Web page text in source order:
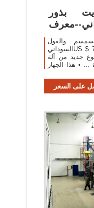
بذور
معرف
...
والفول
السودانيUS $ 799-5599any port of china1 وحدة
... • نوع جديد من آلة
... • هذا الجهاز
على السعر